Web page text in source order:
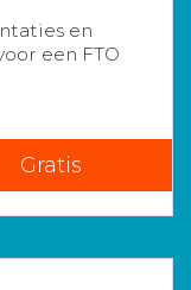
en
een FTO
Gratis